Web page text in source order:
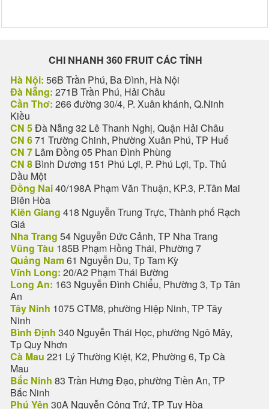
CHI NHANH 360 FRUIT CÁC TỈNH
Hà Nội: 56B Trần Phú, Ba Đình, Hà Nội
Đà Nẵng: 271B Trần Phú, Hải Châu
Cần Thơ: 266 đường 30/4, P. Xuân khánh, Q.Ninh
Kiều
CN 5Đà Nẵng 32 Lê Thanh Nghị, Quận Hải Châu
CN 671 Trường Chinh, Phường Xuân Phú, TP Huế
CN 7 Lâm Đồng 05 Phan Đình Phùng
CN 8 Bình Dương 151 Phú Lợi, P. Phú Lợi, Tp. Thủ
Dầu Một
Đồng Nai40/198A Phạm Văn Thuận, KP.3, P.Tân Mai
Biên Hòa
Kiên Giang 418 Nguyễn Trung Trực, Thành phố Rạch
Giá
Nha Trang 54 Nguyễn Đức Cảnh, TP Nha Trang
Vũng Tàu 185B Phạm Hồng Thái, Phường 7
Quảng Nam61 Nguyễn Du, Tp Tam Kỳ
Vĩnh Long: 20/A2 Phạm Thái Bường
Long An: 163 Nguyễn Đình Chiểu, Phường 3, Tp Tân
An
Tây Ninh 1075 CTM8, phường Hiệp Ninh, TP Tây
Ninh
Bình Định 340 Nguyễn Thái Học, phường Ngô Mây,
Tp Quy Nhơn
Cà Mau 221 Lý Thường Kiệt, K2, Phường 6, Tp Cà
Mau
Bắc Ninh 83 Trần Hưng Đạo, phường Tiền An, TP
Bắc Ninh
Phú Yên 30A Nguyễn Công Trứ, TP Tuy Hòa